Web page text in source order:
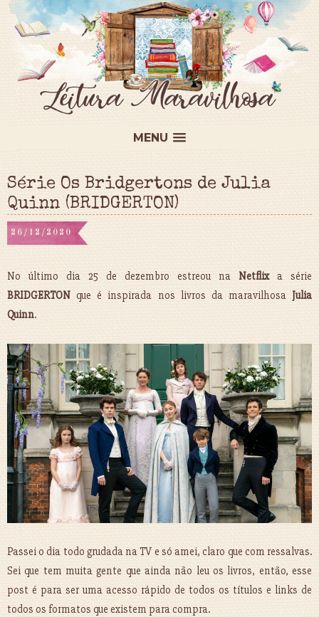
MENU
Série Os Bridgertons de Julia
Quinn (BRIDGERTON)
26/12/2020
No último dia 25 de dezembro estreou na Netflixa série
BRIDGERTONque é inspirada nos livros da maravilhosaJulia
Quinn.
Passei o dia todo grudada na TV e só amei, claro que com ressalvas.
Sei que tem muita gente que ainda não leu os livros, então, esse
post é para ser uma acesso rápido de todos os títulos e links de
todos os formatos que existem para compra.